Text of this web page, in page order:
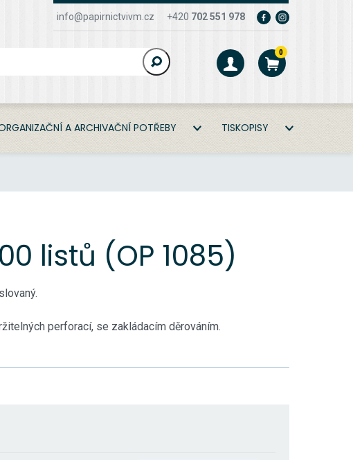
info@papirnictvivm.cz +420 702 551 978
0
A ARCHIVAČNÍ POTŘEBY TISKOPISY
listů (OP 1085)
perforací, se zakládacím děrováním.